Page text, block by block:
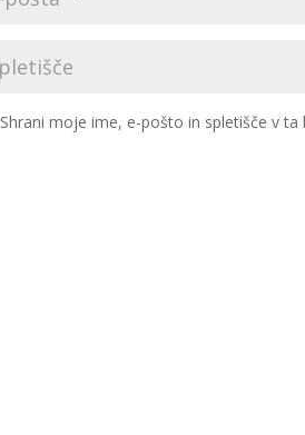
Shrani moje ime, e-pošto in spletišče v